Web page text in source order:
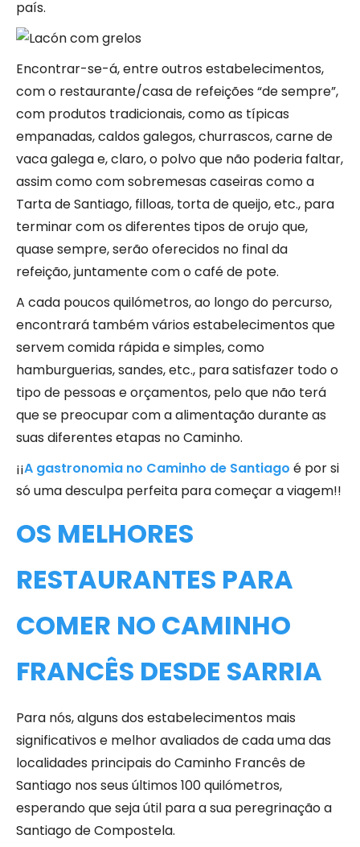
país.
Encontrar-se-á, entre outros estabelecimentos,
com o restaurante/casa de refeições “de sempre”,
com produtos tradicionais, como as típicas
empanadas, caldos galegos, churrascos, carne de
vaca galega e, claro, o polvo que não poderia faltar,
assim como com sobremesas caseiras como a
Tarta de Santiago, filloas, torta de queijo, etc., para
terminar com os diferentes tipos de orujo que,
quase sempre, serão oferecidos no final da
refeição, juntamente com o café de pote.
A cada poucos quilómetros, ao longo do percurso,
encontrará também vários estabelecimentos que
servem comida rápida e simples, como
hamburguerias, sandes, etc., para satisfazer todo o
tipo de pessoas e orçamentos, pelo que não terá
que se preocupar com a alimentação durante as
suas diferentes etapas no Caminho.
¡¡A gastronomia no Caminho de Santiago é por si
só uma desculpa perfeita para começar a viagem!!
OS MELHORES
RESTAURANTES PARA
COMER NO CAMINHO
FRANCÊS DESDE SARRIA
Para nós, alguns dos estabelecimentos mais
significativos e melhor avaliados de cada uma das
localidades principais do Caminho Francês de
Santiago nos seus últimos 100 quilómetros,
esperando que seja útil para a sua peregrinação a
Santiago de Compostela.